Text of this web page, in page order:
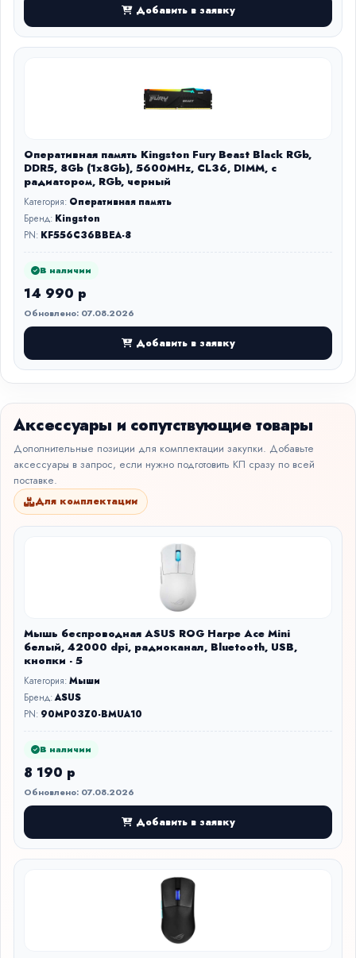
Добавить в заявку
Оперативная память Kingston Fury Beast Black RGb,
DDR5, 8Gb (1x8Gb), 5600MHz, CL36, DIMM, с
радиатором, RGb, черный
Категория: Оперативная память
Бренд: Kingston
PN: KF556C36BBEA-8
В наличии
14 990 р
Обновлено: 07.08.2026
Добавить в заявку
Аксессуары и сопутствующие товары
Дополнительные позиции для комплектации закупки. Добавьте
аксессуары в запрос, если нужно подготовить КП сразу по всей
поставке.
Для комплектации
Мышь беспроводная ASUS ROG Harpe Ace Mini
белый, 42000 dpi, радиоканал, Bluetooth, USB,
кнопки - 5
Категория:Мыши
Бренд:ASUS
PN: 90MP03Z0-BMUA10
В наличии
8 190 р
Обновлено: 07.08.2026
Добавить в заявку